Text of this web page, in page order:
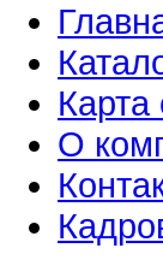
Карта
О